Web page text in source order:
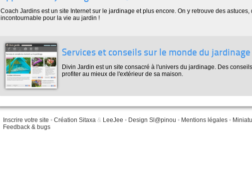
Coach Jardins est un site Internet sur le jardinage et plus encore. On y retrouve des
incontournable pour la vie au jardin !
Services et conseils sur le monde du jardinage
Divin Jardin est un site consacré à l'univers du jardinage. Des
profiter au mieux de l'extérieur de sa maison.
Inscrire votre site • Création Sitaxa & LeeJee • Design Sl@pinou • Mentions légales •
Feedback & bugs